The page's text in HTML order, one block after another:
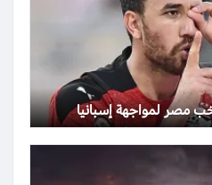
مصر لمواجهة إسبانيا